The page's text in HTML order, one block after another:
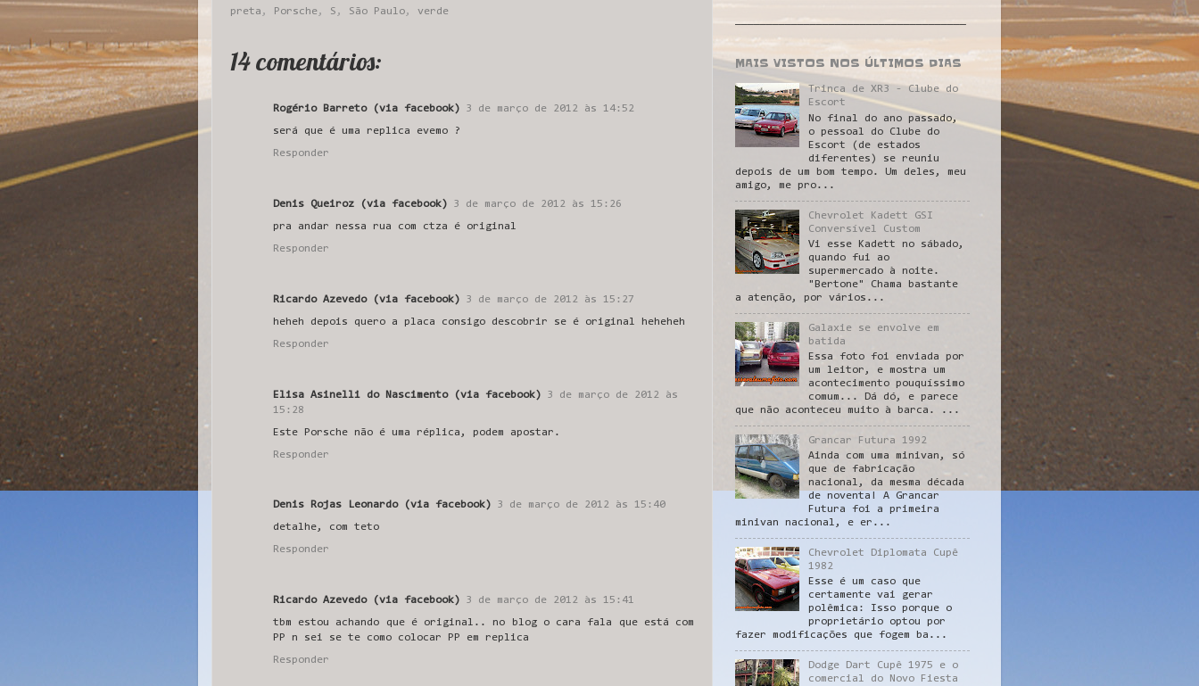
preta , Porsche, S , São Paulo, verde
14 comentários:
Rogério Barreto (via facebook) 3 de março de 2012 às 14:52
será que é uma replica evemo ?
Responder
Denis Queiroz (via facebook) 3 de março de 2012 às 15:26
pra andar nessa rua com ctza é original
Responder
Ricardo Azevedo (via facebook) 3 de março de 2012 às 15:27
heheh depois quero a placa consigo descobrir se é original heheheh
Responder
Elisa Asinelli do Nascimento (via facebook)
3 de março de 2012 às
15:28
Este Porsche não é uma réplica, podem apostar.
Responder
Denis Rojas Leonardo (via facebook) 3 de março de 2012 às 15:40
detalhe, com teto
Responder
Ricardo Azevedo (via facebook) 3 de março de 2012 às 15:41
tbm estou achando que é original.. no blog o cara fala que está com
PP n sei se te como colocar PP em replica
Responder
MAIS VISTOS NOS ÚLTIMOS DIAS
Trinca de XR3 - Clube do
Escort
No final do ano passado,
o pessoal do Clube do
Escort (de estados
diferentes) se reuniu
depois de um bom tempo. Um deles, meu
amigo, me pro...
Chevrolet Kadett GSI
Conversível Custom
Vi esse Kadett no sábado,
quando fui ao
supermercado à noite.
"Bertone" Chama bastante
a atenção, por vários...
Galaxie se envolve em
batida
Essa foto foi enviada por
um leitor, e mostra um
acontecimento pouquíssimo
comum... Dá dó, e parece
que não aconteceu muito à barca. ...
Grancar Futura 1992
Ainda com uma minivan, só
que de fabricação
nacional, da mesma década
de noventa! A Grancar
Futura foi a primeira
minivan nacional, e er...
Chevrolet Diplomata Cupê
1982
Esse é um caso que
certamente vai gerar
polêmica: Isso porque o
proprietário optou por
fazer modificações que fogem ba...
Dodge Dart Cupê 1975 e o
comercial do Novo Fiesta